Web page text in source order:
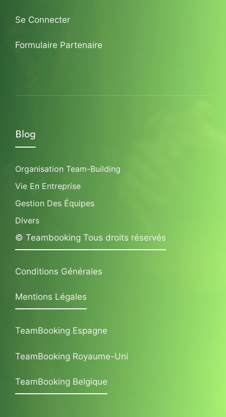
Se Connecter
Formulaire Partenaire
Blog
Organisation Team-Building
Vie En Entreprise
Gestion Des Équipes
Divers
© Teambooking Tous droits réservés
Conditions Générales
Mentions Légales
TeamBooking Espagne
TeamBooking Royaume-Uni
TeamBooking Belgique